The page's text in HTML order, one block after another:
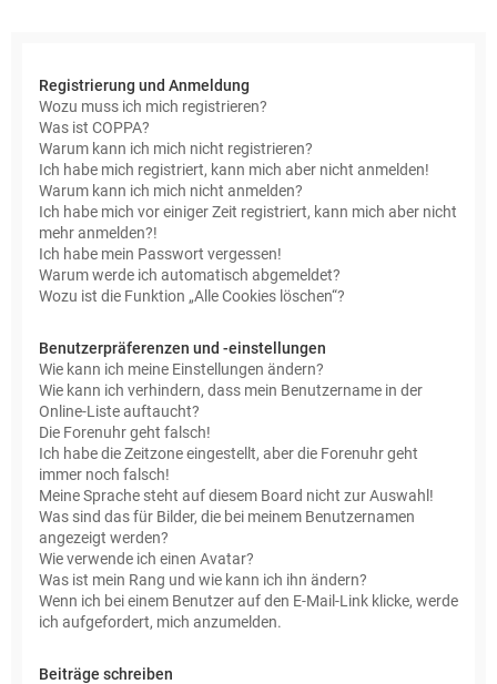
Registrierung und Anmeldung
Wozu muss ich mich registrieren?
Was ist COPPA?
Warum kann ich mich nicht registrieren?
Ich habe mich registriert, kann mich aber nicht anmelden!
Warum kann ich mich nicht anmelden?
Ich habe mich vor einiger Zeit registriert, kann mich aber nicht
mehr anmelden?!
Ich habe mein Passwort vergessen!
Warum werde ich automatisch abgemeldet?
Wozu ist die Funktion „Alle Cookies löschen“?
Benutzerpräferenzen und -einstellungen
Wie kann ich meine Einstellungen ändern?
Wie kann ich verhindern, dass mein Benutzername in der
Online-Liste auftaucht?
Die Forenuhr geht falsch!
Ich habe die Zeitzone eingestellt, aber die Forenuhr geht
immer noch falsch!
Meine Sprache steht auf diesem Board nicht zur Auswahl!
Was sind das für Bilder, die bei meinem Benutzernamen
angezeigt werden?
Wie verwende ich einen Avatar?
Was ist mein Rang und wie kann ich ihn ändern?
Wenn ich bei einem Benutzer auf den E-Mail-Link klicke, werde
ich aufgefordert, mich anzumelden.
Beiträge schreiben